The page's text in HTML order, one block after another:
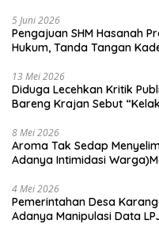
5 Juni 2026
Pengajuan SHM Hasanah
Hukum, Tanda Tangan
13 Mei 2026
Diduga Lecehkan Kritik
Bareng Krajan Sebut
8 Mei 2026
Aroma Tak Sedap
Adanya Intimidasi
4 Mei 2026
Pemerintahan Desa
Adanya Manipulasi Data